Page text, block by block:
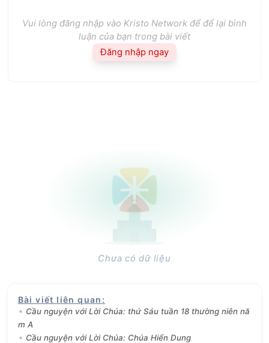
Vui lòng đăng nhập vào Kristo Network để để lại bình
luận của bạn trong bài viết
Đăng nhập ngay
Chưa có dữ liệu
Bài viết liên quan :
Cầu nguyện với Lời Chúa: thứ Sáu tuần 18 thường niên nă
m A
Cầu nguyện với Lời Chúa: Chúa Hiển Dung